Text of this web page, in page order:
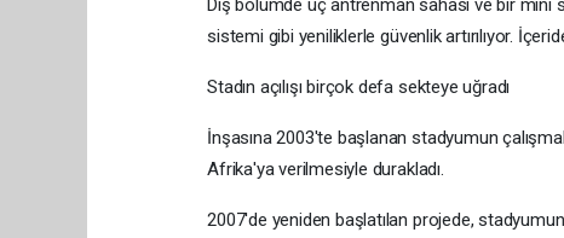
Dış bölümde üç antrenman sahası ve bir
sistemi gibi yeniliklerle güvenlik artırılıyor.
Stadın açılışı birçok defa sekteye uğradı
İnşasına 2003'te başlanan stadyumun
Afrika'ya verilmesiyle durakladı.
2007'de yeniden başlatılan projede,